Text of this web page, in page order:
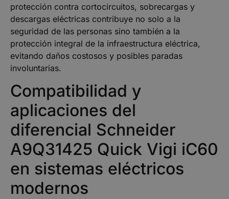
protección contra cortocircuitos, sobrecargas y
descargas eléctricas contribuye no solo a la
seguridad de las personas sino también a la
protección integral de la infraestructura eléctrica,
evitando daños costosos y posibles paradas
involuntarias.
Compatibilidad y
aplicaciones del
diferencial Schneider
A9Q31425 Quick Vigi iC60
en sistemas eléctricos
modernos